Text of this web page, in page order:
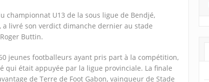
championnat U13 de la sous ligue de Bendjé,
livré son verdict dimanche dernier au stade
Buttin.
jeunes footballeurs ayant pris part à la compétition,
qui était appuyée par la ligue provinciale. La finale
de Terre de Foot Gabon, vainqueur de Stade